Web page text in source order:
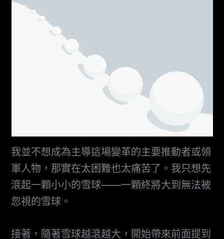
我並不想成為主導這場變革的主要推動者或領
軍人物，那實在太困難也太痛苦了。我只想先
滾起一顆小小的雪球——一顆終將大到無法被
忽視的雪球。
接著，隨著雪球越滾越大，開始帶來前面提到